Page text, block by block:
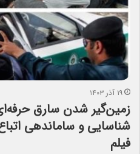
۱۹ آذر ۱۴۰۳
زمین‌گیر شدن سارق
شناسایی و ساماندهی
فیلم